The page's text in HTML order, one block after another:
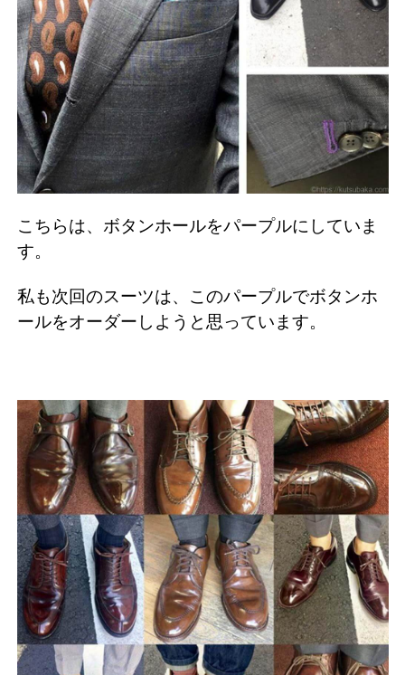
こちらは、ボタンホールをパープルにしていま
す。
私も次回のスーツは、このパープルでボタンホ
ールをオーダーしようと思っています。